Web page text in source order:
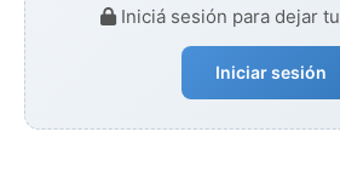
Iniciá sesión para dejar
Iniciar sesión